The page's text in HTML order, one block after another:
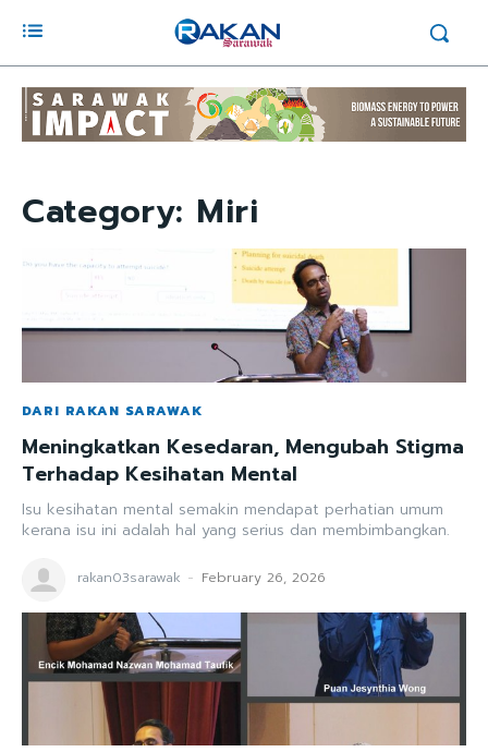
Category: Miri
DARI RAKAN SARAWAK
Meningkatkan Kesedaran, Mengubah Stigma
Terhadap Kesihatan Mental
Isu kesihatan mental semakin mendapat perhatian umum
kerana isu ini adalah hal yang serius dan membimbangkan.
rakan03sarawak - February 26, 2026